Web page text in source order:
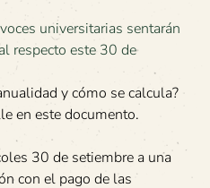
y cómo se calcula?
en este documento.
30 de setiembre a una
con el pago de las